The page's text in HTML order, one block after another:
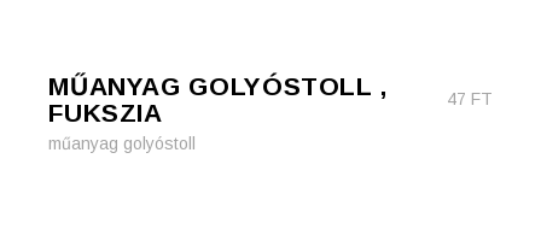
MŰANYAG GOLYÓSTOLL ,
FUKSZIA
47 FT
műanyag golyóstoll